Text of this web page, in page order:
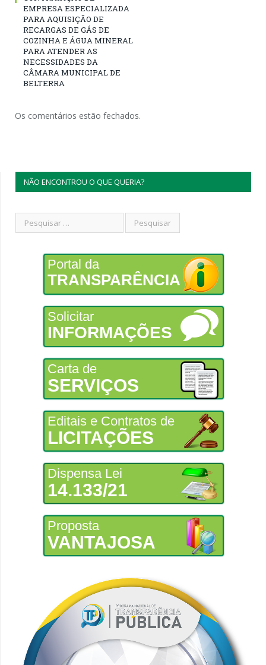
EMPRESA ESPECIALIZADA
PARA AQUISIÇÃO DE
RECARGAS DE GÁS DE
COZINHA E ÁGUA MINERAL
PARA ATENDER AS
NECESSIDADES DA
CÂMARA MUNICIPAL DE
BELTERRA
Os comentários estão fechados.
NÃO ENCONTROU O QUE QUERIA?
Portal da
TRANSPARÊNCIA
Solicitar
INFORMAÇÕES
Carta de
SERVIÇOS
Editais e Contratos de
LICITAÇÕES
Dispensa Lei
14.133/21
Proposta
VANTAJOSA